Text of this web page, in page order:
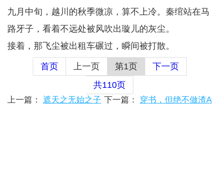
九月中旬，越川的秋季微凉，算不上冷。秦绾站在马
路牙子，看着不远处被风吹出璇儿的灰尘。
接着，那飞尘被出租车碾过，瞬间被打散。
首页 上一页 第1页
下一页
共110页
上一篇： 遮天之无始之子 下一篇： 穿书，但绝不做渣A